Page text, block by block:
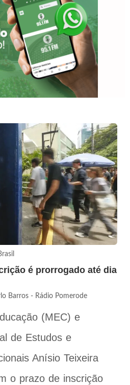
é prorrogado até dia
Barros - Rádio Pomerode
(MEC) e
de Estudos e
Anísio Teixeira
o prazo de inscrição